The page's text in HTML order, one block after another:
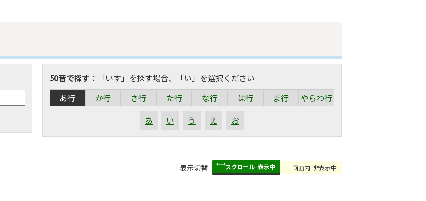
50音で探す ：「いす」を探す場合、「い」を選択ください
あ行
か行 さ行 た行 な行 は行 ま行
やらわ行
あ
い う え お
表
表示切替 スクロール 表示中 画面内 非表示中